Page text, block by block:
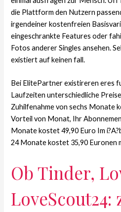
die Plattform den Nutzern
irgendeiner kostenfreien
eingeschrankte Features oder
Fotos anderer Singles ansehen.
existiert auf keinen fall.
Bei ElitePartner existireren eres
Laufzeiten unterschiedliche
Zuhilfenahme von sechs Monate
Vorteil von Monat, Ihr
Monate kostet 49,90 Euro Im
24 Monate kostet 35,90 Euronen
Ob Tinder,
LoveScout24: